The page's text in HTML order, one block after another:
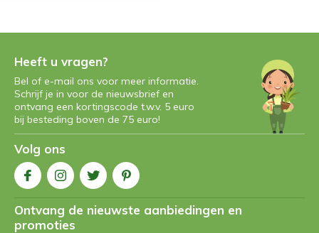
Heeft u vragen?
Bel of e-mail ons voor meer informatie.
Schrijf je in voor de nieuwsbrief en
ontvang een kortingscode t.w.v. 5 euro
bij besteding boven de 75 euro!
Volg ons
Ontvang de nieuwste aanbiedingen en
promoties